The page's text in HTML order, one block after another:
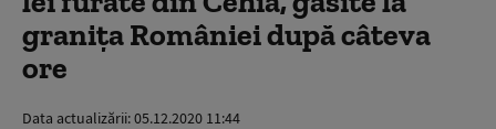
granița României după câteva
ore
Data actualizării:05.12.2020 11:44